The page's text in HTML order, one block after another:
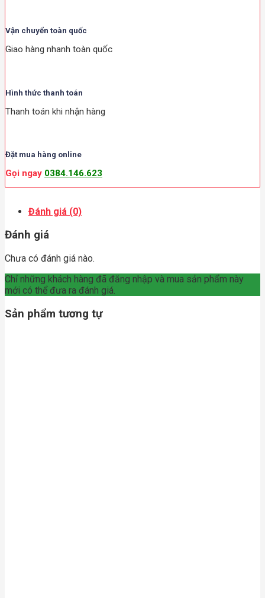
Vận chuyển toàn quốc
Giao hàng nhanh toàn quốc
Hình thức thanh toán
Thanh toán khi nhận hàng
Đặt mua hàng online
Gọi ngay 0384.146.623
Đánh giá (0)
Đánh giá
Chưa có đánh giá nào.
Chỉ những khách hàng đã đăng nhập và mua sản phẩm này
mới có thể đưa ra đánh giá.
Sản phẩm tương tự